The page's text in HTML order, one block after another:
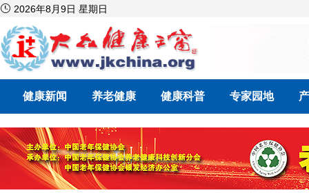
 2026年8月9日 星期日
健康新闻 养老健康 健康科普 专家园地